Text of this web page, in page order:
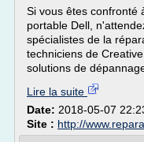
Si vous êtes confronté
portable Dell,
spécialistes de la
techniciens de
solutions de
Lire la suite
Date: 2018-05-07
Site : http://